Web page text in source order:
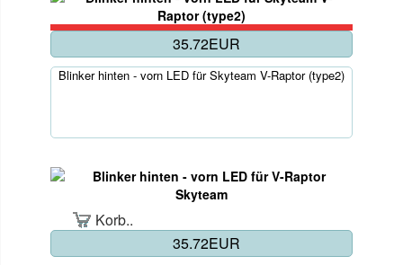
35.72EUR
Blinker hinten - vorn LED für Skyteam V-Raptor (type2)
Korb..
35.72EUR